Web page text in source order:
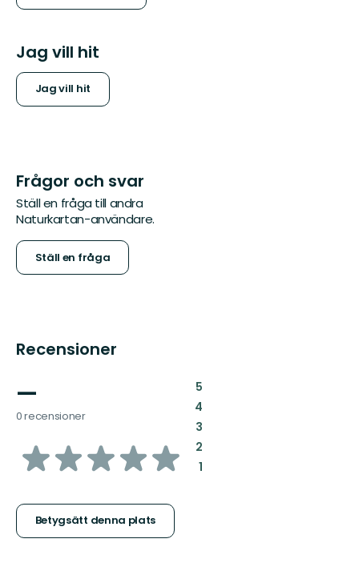
Jag vill hit
Jag vill hit
Frågor och svar
Ställ en fråga till andra
Naturkartan-användare.
Ställ en fråga
Recensioner
—
0 recensioner
av
stjärnor
Betygsätt denna plats
5:
4:
3:
2:
1: